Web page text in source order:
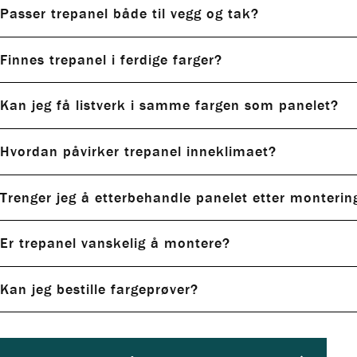
Utforsk alle våre ferdigbehandlede trepaneler
Passer trepanel både til vegg og tak?
Finnes trepanel i ferdige farger?
Utforsk alle våre ferdigbehandlede trepaneler
Kan jeg få listverk i samme fargen som panelet?
Hvordan påvirker trepanel inneklimaet?
Les mer om trepanel og inneklima
Trenger jeg å etterbehandle panelet etter
Er trepanel vanskelig å montere?
Kan jeg bestille fargeprøver?